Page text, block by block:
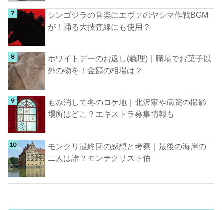
シンゴジラの音楽にエヴァのヤシマ作戦BGM
が！踊る大捜査線にも使用？
ホワイトデーのお返し(義理)｜職場でお菓子以
外の物を！金額の相場は？
もみ消して冬のロケ地｜北沢家や病院の撮影
場所はどこ？エキストラ募集情報も
モンクリ最終回の感想と考察｜最後の海岸の
二人は誰？モンテクリスト伯